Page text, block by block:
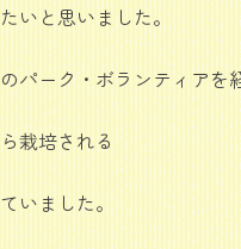
いと思いました。
パーク・ボランティアを
栽培される
いました。